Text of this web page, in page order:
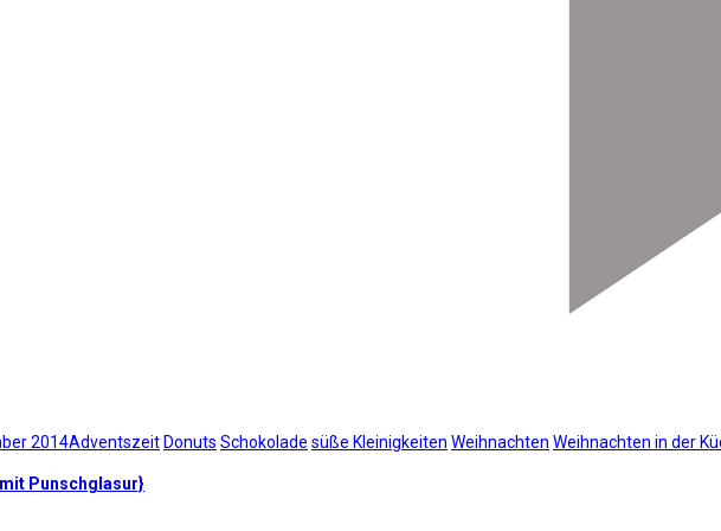
2014Adventszeit Donuts Schokolade süße Kleinigkeiten Weihnachten Weihnachten in der
Punschglasur}